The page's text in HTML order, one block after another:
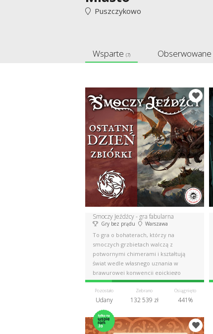
Puszczykowo
Wsparte (7) Obserwowane
Smoczy Jeźdźcy - gra fabularna
Gry bez prądu Warszawa
To gra o bohaterach, którzy na
smoczych grzbietach walczą z
potwornymi chimerami i kształtują
świat wedle własnego uznania w
brawurowej konwencji epickiego
fantasy.
Pozostało
Udany
Zebrano
132 539 zł
Osiągnięto
441%